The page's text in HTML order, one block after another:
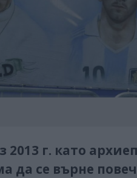
г. като
да се върне